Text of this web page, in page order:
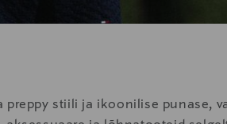
stiili ja ikoonilise punase,